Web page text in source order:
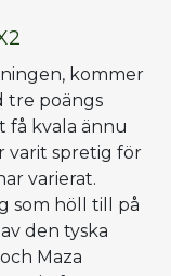
kommer
tre poängs
få kvala ännu
varit spretig för
varierat.
som höll till på
den tyska
Maza